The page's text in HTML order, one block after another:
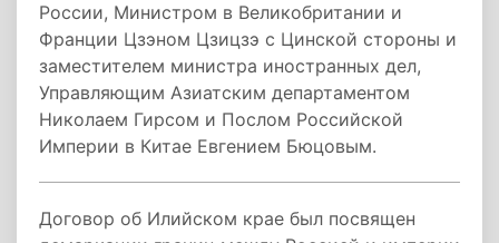
России, Министром в Великобритании и
Франции Цзэном Цзицзэ с Цинской стороны и
заместителем министра иностранных дел,
Управляющим Азиатским департаментом
Николаем Гирсом и Послом Российской
Империи в Китае Евгением Бюцовым.
Договор об Илийском крае был посвящен